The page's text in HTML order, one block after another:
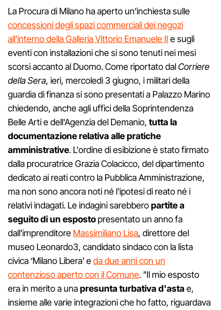
La Procura di Milano ha aperto un'inchiesta sulle
concessioni degli spazi commerciali dei negozi
all'interno della Galleria Vittorio Emanuele II e sugli
eventi con installazioni che si sono tenuti nei mesi
scorsi accanto al Duomo. Come riportato dalCorriere
della Sera, ieri, mercoledì 3 giugno, i militari della
guardia di finanza si sono presentati a Palazzo Marino
chiedendo, anche agli uffici della Soprintendenza
Belle Arti e dell'Agenzia del Demanio, tutta la
documentazione relativa alle pratiche
amministrative. L'ordine di esibizione è stato firmato
dalla procuratrice Grazia Colacicco, del dipartimento
dedicato ai reati contro la Pubblica Amministrazione,
ma non sono ancora noti né l'ipotesi di reato né i
relativi indagati. Le indagini sarebberopartite a
seguito di un esposto presentato un anno fa
dall'imprenditore Massimiliano Lisa, direttore del
museo Leonardo3, candidato sindaco con la lista
civica ‘Milano Libera' eda due anni con un
contenzioso aperto con il Comune. "Il mio esposto
era in merito a unapresunta turbativa d'astae,
insieme alle varie integrazioni che ho fatto, riguardava